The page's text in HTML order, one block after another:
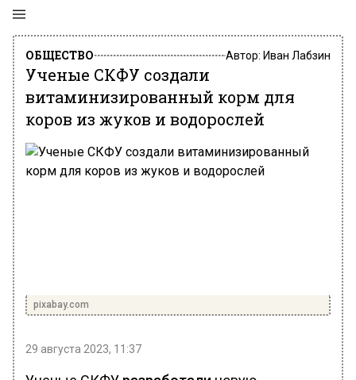
ОБЩЕСТВО Автор: Иван Лабзин
Ученые СКФУ создали
витаминизированный корм для
коров из жуков и водорослей
pixabay.com
29 августа 2023, 11:37